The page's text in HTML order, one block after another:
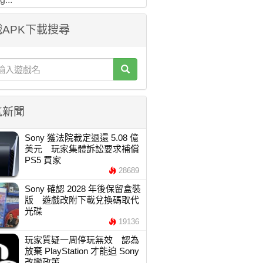
下載搜尋
聞
Sony 獲法院裁定退還 5.08 億
美元 玩家集體訴訟要求補償
PS5 買家
28689
Sony 確認 2028 年後保留盒裝
版 遊戲改附下載兌換碼取代
光碟
19136
玩家質疑一周停玩無效 認為
放棄 PlayStation 才能迫 Sony